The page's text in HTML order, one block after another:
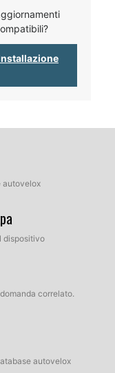
autovelox
dispositivo
correlato.
autovelox